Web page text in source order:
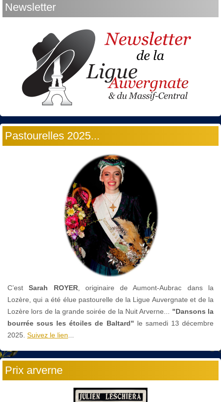
Newsletter
Pastourelles 2025...
C’estSarah ROYER, originaire de Aumont-Aubrac dans la
Lozère, qui a été élue pastourelle de la Ligue Auvergnate et de la
Lozère lors de la grande soirée de la Nuit Arverne... "Dansons la
bourrée sous les étoiles de Baltard" le samedi 13 décembre
2025. Suivez le lien...
Prix arverne